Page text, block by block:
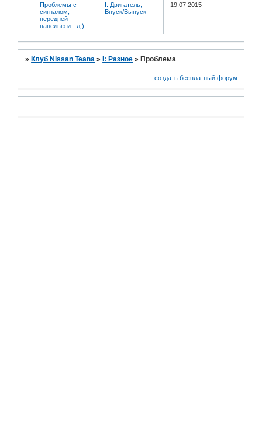
Проблемы с
сигналом,
передней
панелью и т.д.)
I: Двигатель,
Впуск/Выпуск
19.07.2015
» Клуб Nissan Teana » I: Разное » Проблема
создать бесплатный форум